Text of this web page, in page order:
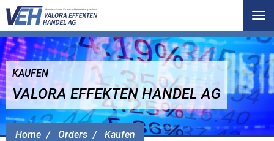
Home Orders Kaufen
KAUFEN
VALORA EFFEKTEN HANDEL AG